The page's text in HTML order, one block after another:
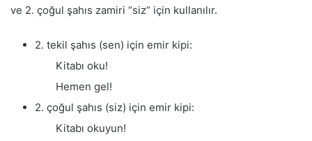
ve 2. çoğul şahıs zamiri “siz” için kullanılır.
2. tekil şahıs (sen) için emir kipi:
Kitabı oku!
Hemen gel!
2. çoğul şahıs (siz) için emir kipi:
Kitabı okuyun!